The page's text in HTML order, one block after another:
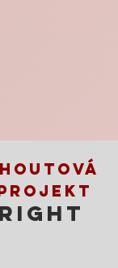
projekt